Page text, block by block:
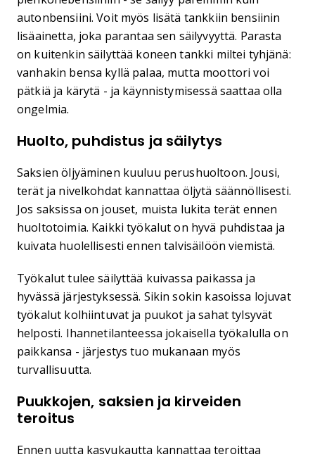
autonbensiini. Voit myös lisätä tankkiin bensiinin
lisäainetta, joka parantaa sen säilyvyyttä. Parasta
on kuitenkin säilyttää koneen tankki miltei tyhjänä:
vanhakin bensa kyllä palaa, mutta moottori voi
pätkiä ja kärytä - ja käynnistymisessä saattaa olla
ongelmia.
Huolto, puhdistus ja säilytys
Saksien öljyäminen kuuluu perushuoltoon. Jousi,
terät ja nivelkohdat kannattaa öljytä säännöllisesti.
Jos saksissa on jouset, muista lukita terät ennen
huoltotoimia. Kaikki työkalut on hyvä puhdistaa ja
kuivata huolellisesti ennen talvisäilöön viemistä.
Työkalut tulee säilyttää kuivassa paikassa ja
hyvässä järjestyksessä. Sikin sokin kasoissa lojuvat
työkalut kolhiintuvat ja puukot ja sahat tylsyvät
helposti. Ihannetilanteessa jokaisella työkalulla on
paikkansa - järjestys tuo mukanaan myös
turvallisuutta.
Puukkojen, saksien ja kirveiden
teroitus
Ennen uutta kasvukautta kannattaa teroittaa